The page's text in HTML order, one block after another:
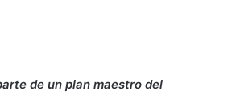
de un plan maestro del